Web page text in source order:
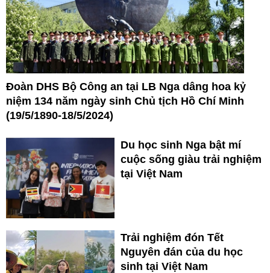
Đoàn DHS Bộ Công an tại LB Nga dâng hoa kỷ
niệm 134 năm ngày sinh Chủ tịch Hồ Chí Minh
(19/5/1890-18/5/2024)
Du học sinh Nga bật mí
cuộc sống giàu trải nghiệm
tại Việt Nam
Trải nghiệm đón Tết
Nguyên đán của du học
sinh tại Việt Nam